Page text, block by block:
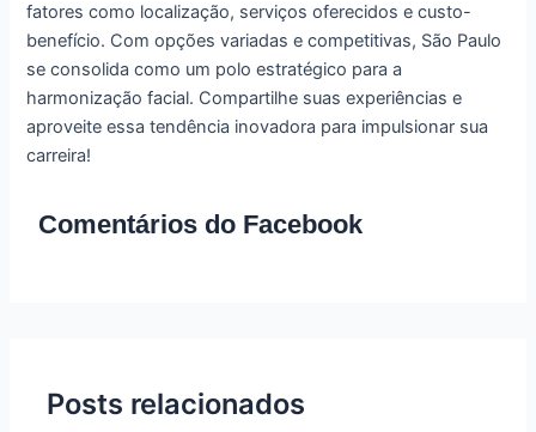
fatores como localização, serviços oferecidos e custo-
benefício. Com opções variadas e competitivas, São Paulo
se consolida como um polo estratégico para a
harmonização facial. Compartilhe suas experiências e
aproveite essa tendência inovadora para impulsionar sua
carreira!
Comentários do Facebook
Posts relacionados